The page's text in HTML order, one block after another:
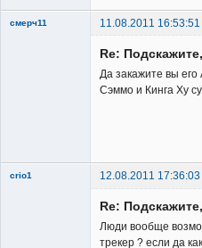
смерч11
11.08.2011 16:53:51
Re:
Да закажите вы
Сэммо и Кинга Ху
crio1
12.08.2011 17:36:03
Re:
Люди вообще
трекер ? если да